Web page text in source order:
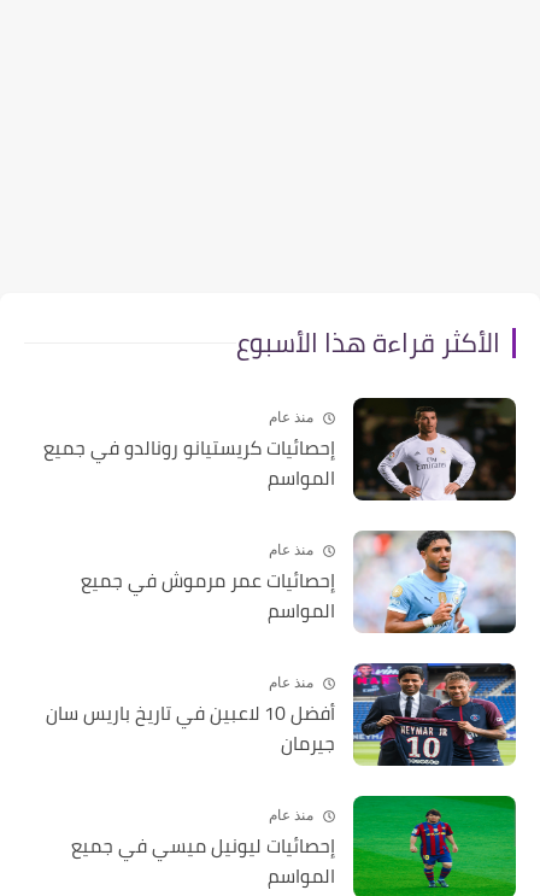
الأكثر قراءة هذا الأسبوع
منذ عام
إحصائيات كريستيانو رونالدو في جميع
المواسم
منذ عام
إحصائيات عمر مرموش في جميع
المواسم
منذ عام
أفضل 10 لاعبين في تاريخ باريس سان
جيرمان
منذ عام
إحصائيات ليونيل ميسي في جميع
المواسم